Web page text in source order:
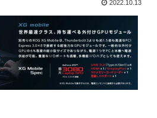
2022.10.13